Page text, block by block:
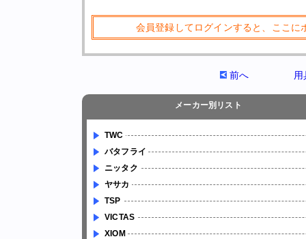
会員登録してログインすると、ここ
前へ
メーカー別リスト
TWC
バタフライ
ニッタク
ヤサカ
TSP
VICTAS
XIOM